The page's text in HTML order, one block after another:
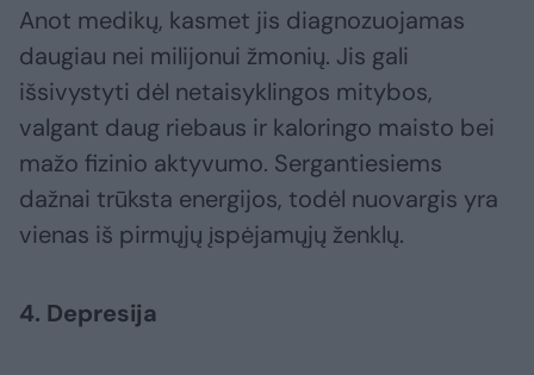
Anot medikų, kasmet jis diagnozuojamas
daugiau nei milijonui žmonių. Jis gali
išsivystyti dėl netaisyklingos mitybos,
valgant daug riebaus ir kaloringo maisto bei
mažo fizinio aktyvumo. Sergantiesiems
dažnai trūksta energijos, todėl nuovargis yra
vienas iš pirmųjų įspėjamųjų ženklų.
4. Depresija